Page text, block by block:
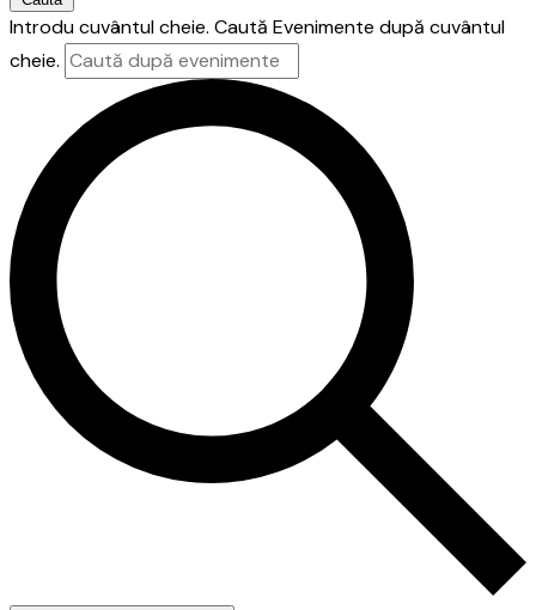
Introdu cuvântul cheie. Caută Evenimente după cuvântul
cheie.